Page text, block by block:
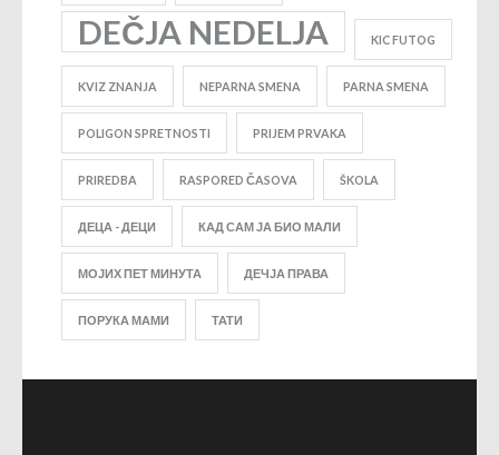
DEČJA NEDELJA KIC FUTOG
KVIZ ZNANJA NEPARNA SMENA PARNA SMENA
POLIGON SPRETNOSTI PRIJEM PRVAKA
PRIREDBA RASPORED ČASOVA ŠKOLA
ДЕЦА - ДЕЦИ КАД САМ ЈА БИО МАЛИ
МОЈИХ ПЕТ МИНУТА ДЕЧЈА ПРАВА
ПОРУКА МАМИ ТАТИ